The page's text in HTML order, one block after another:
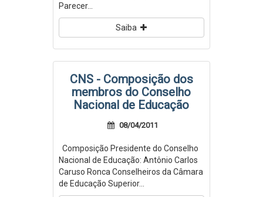
Parecer...
Saiba
CNS - Composição dos
membros do Conselho
Nacional de Educação
08/04/2011
Composição Presidente do Conselho
Nacional de Educação: Antônio Carlos
Caruso Ronca Conselheiros da Câmara
de Educação Superior...